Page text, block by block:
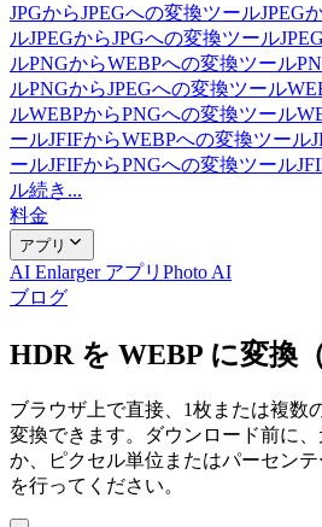
JPGからJPEGへの変換ツールJPEG
ルJPEGからJPGへの変換ツール
ルPNGからWEBPへの変換ツール
ルPNGからJPEGへの変換ツール
ルWEBPからPNGへの変換ツール
ールJFIFからWEBPへの変換ツール
ールJFIFからPNGへの変換ツール
ル続き...
料金
アプリ
AI Enlarger アプリ Photo AI
ブログ
HDR を WEBP に変換
ブラウザ上で直接、1枚または複数
変換できます。ダウンロード前に
か、ピクセル単位またはパーセン
を行ってください。